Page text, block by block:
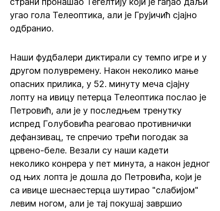
угао гола Телеоптика, али је Грујичић сјајно
одбранио.
Наши фудбалери диктирали су темпо игре и у
другом полувремену. Након неколико мање
опасних прилика, у 52. минуту меча сјајну
лопту на ивицу петерца Телеоптика послао је
Петровић, али је у последњем тренутку
испред Голубовића реаговао противнички
дефанзивац, те спречио трећи погодак за
црвено-беле. Везали су наши кадети
неколико конрера у пет минута, а након једног
од њих лопта је дошла до Петровића, који је
са ивице шеснаестерца шутирао "слабијом"
левим ногом, али је тај покушај завршио